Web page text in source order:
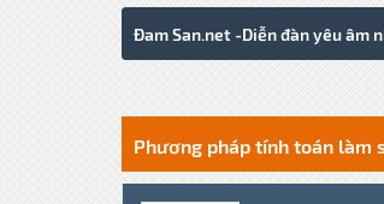
Đam San.net -Diễn đàn yêu âm
2 Votes - 5 Average
1
2
3
4
5
Phương pháp tính toán làm